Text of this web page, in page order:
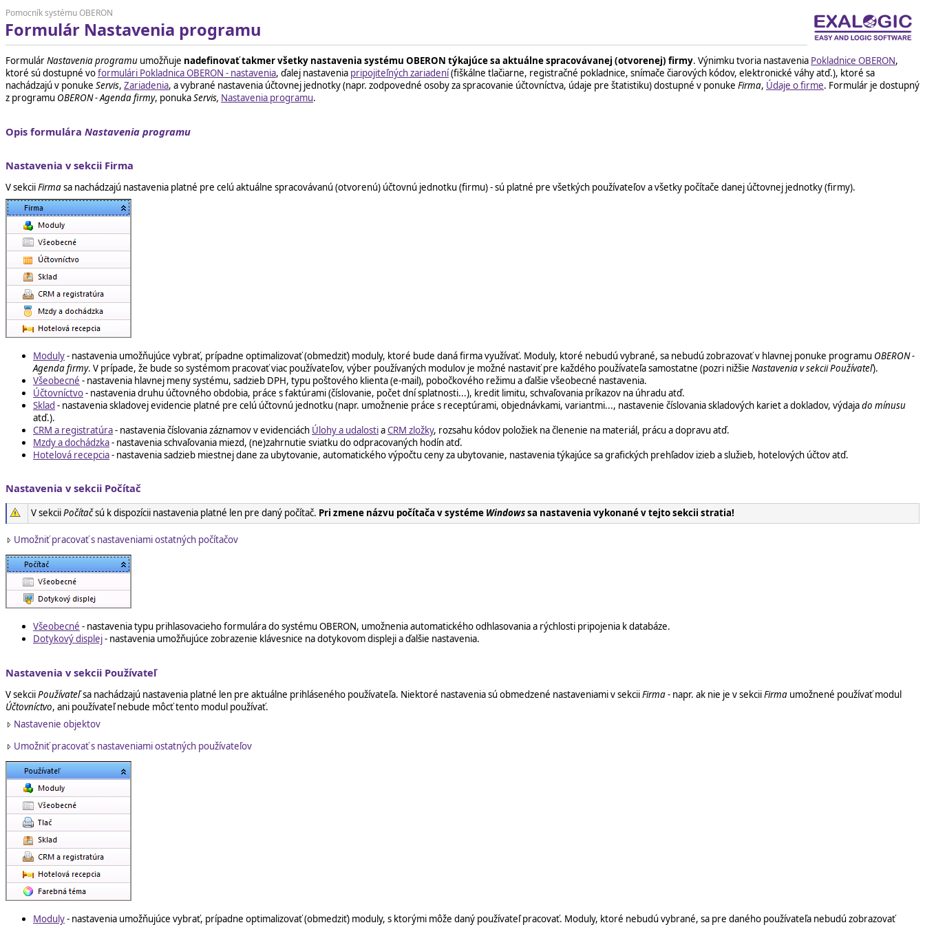
Pomocník systému OBERON
Formulár Nastavenia programu
FormulárNastavenia programu umožňuje nadefinovať takmer všetky nastavenia systému OBERON týkajúce sa aktuálne spracovávanej (otvorenej) firmy. Výnimku tvoria nastavenia Pokladnice OBERON,
ktoré sú dostupné voformulári Pokladnica OBERON - nastavenia, ďalej nastavenia pripojiteľných zariadení(fiškálne tlačiarne, registračné pokladnice, snímače čiarových kódov, elektronické váhy atď.), ktoré sa
nachádzajú v ponuke Servis, Zariadenia, a vybrané nastavenia účtovnej jednotky (napr. zodpovedné osoby za spracovanie účtovníctva, údaje pre štatistiku) dostupné v ponuke Firma, Údaje o firme. Formulár je dostupný
z programu OBERON - Agenda firmy, ponukaServis, Nastavenia programu.
Opis formulára Nastavenia programu
Nastavenia v sekcii Firma
V sekciiFirmasa nachádzajú nastavenia platné pre celú aktuálne spracovávanú (otvorenú) účtovnú jednotku (firmu) - sú platné pre všetkých používateľov a všetky počítače danej účtovnej jednotky (firmy).
Moduly- nastavenia umožňujúce vybrať, prípadne optimalizovať (obmedziť) moduly, ktoré bude daná firma využívať. Moduly, ktoré nebudú vybrané, sa nebudú zobrazovať v hlavnej ponuke programu OBERON -
Agenda firmy. V prípade, že bude so systémom pracovať viac používateľov, výber používaných modulov je možné nastaviť pre každého používateľa samostatne (pozri nižšie Nastavenia v sekcii Používateľ).
Všeobecné - nastavenia hlavnej meny systému, sadzieb DPH, typu poštového klienta (e-mail), pobočkového režimu a ďalšie všeobecné nastavenia.
Účtovníctvo- nastavenia druhu účtovného obdobia, práce s faktúrami (číslovanie, počet dní splatnosti...), kredit limitu, schvaľovania príkazov na úhradu atď.
Sklad - nastavenia skladovej evidencie platné pre celú účtovnú jednotku (napr. umožnenie práce s receptúrami, objednávkami, variantmi..., nastavenie číslovania skladových kariet a dokladov, výdajado mínusu
atď.).
CRM a registratúra- nastavenia číslovania záznamov v evidenciách Úlohy a udalostiaCRM zložky, rozsahu kódov položiek na členenie na materiál, prácu a dopravu atď.
Mzdy a dochádzka- nastavenia schvaľovania miezd, (ne)zahrnutie sviatku do odpracovaných hodín atď.
Hotelová recepcia- nastavenia sadzieb miestnej dane za ubytovanie, automatického výpočtu ceny za ubytovanie, nastavenia týkajúce sa grafických prehľadov izieb a služieb, hotelových účtov atď.
Nastavenia v sekcii Počítač
V sekciiPočítačsú k dispozícii nastavenia platné len pre daný počítač. Pri zmene názvu počítača v systéme Windowssa nastavenia vykonanév tejto sekcii stratia!
Umožniť pracovať s nastaveniami ostatných počítačov
Všeobecné - nastavenia typu prihlasovacieho formulára do systému OBERON, umožnenia automatického odhlasovania a rýchlosti pripojenia k databáze.
Dotykový displej- nastavenia umožňujúce zobrazenie klávesnice na dotykovom displeji a ďalšie nastavenia.
Nastavenia v sekcii Používateľ
V sekciiPoužívateľsa nachádzajú nastavenia platné len pre aktuálne prihláseného používateľa. Niektoré nastavenia sú obmedzené nastaveniami v sekciiFirma- napr. ak nie je v sekciiFirma umožnené používať modul
Účtovníctvo, ani používateľ nebude môcť tento modul používať.
Nastavenie objektov
Umožniť pracovať s nastaveniami ostatných používateľov
Moduly- nastavenia umožňujúce vybrať, prípadne optimalizovať (obmedziť) moduly, s ktorými môže daný používateľ pracovať. Moduly, ktoré nebudú vybrané, sa pre daného používateľa nebudú zobrazovať